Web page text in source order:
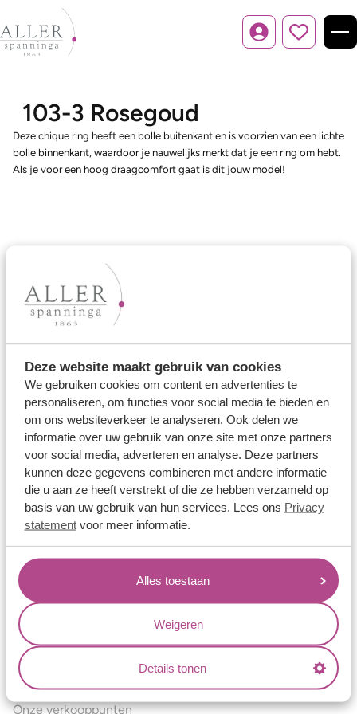
Deze website maakt gebruik van cookies
We gebruiken cookies om content en advertenties te
personaliseren, om functies voor social media te bieden en
om ons websiteverkeer te analyseren. Ook delen we
informatie over uw gebruik van onze site met onze partners
voor social media, adverteren en analyse. Deze partners
kunnen deze gegevens combineren met andere informatie
die u aan ze heeft verstrekt of die ze hebben verzameld op
basis van uw gebruik van hun services. Lees ons Privacy
statementvoor meer informatie.
Alles toestaan
Weigeren
Details tonen
Inloggen
103-3 Rosegoud
Deze chique ring heeft een bolle buitenkant en is voorzien van een lichte
bolle binnenkant, waardoor je nauwelijks merkt dat je een ring om hebt.
Als je voor een hoog draagcomfort gaat is dit jouw model!
Ons aanbod
Trouwringen
Verlovingsringen
Vriendschapsringen
Over ons
Aller Spanninga
Historie
Certificaten
Blogs
Jouw voordelen
Conflictvrije Materialen
Oneindig veel mogelijkheden
Kwaliteit
Juweliers & Contact
Onze verkooppunten